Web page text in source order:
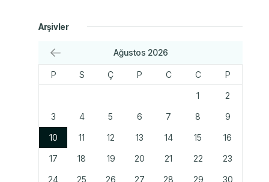
Arşivler
Ağustos 2026
P S Ç P C C P
1 2
3 4 5 6 7 8 9
10 11 12 13 14 15 16
17 18 19 20 21 22 23
24 25 26 27 28 29 30